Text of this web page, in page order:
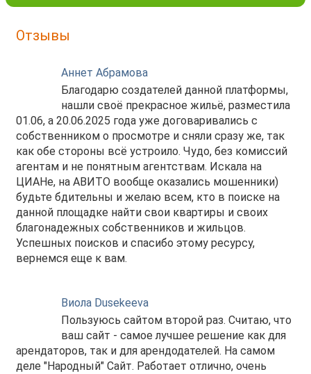
Отзывы
Аннет Абрамова
Благодарю создателей данной платформы,
нашли своё прекрасное жильё, разместила
01.06, а 20.06.2025 года уже договаривались с
собственником о просмотре и сняли сразу же, так
как обе стороны всё устроило. Чудо, без комиссий
агентам и не понятным агентствам. Искала на
ЦИАНе, на АВИТО вообще оказались мошенники)
будьте бдительны и желаю всем, кто в поиске на
данной площадке найти свои квартиры и своих
благонадежных собственников и жильцов.
Успешных поисков и спасибо этому ресурсу,
вернемся еще к вам.
Виола Dusekeeva
Пользуюсь сайтом второй раз. Считаю, что
ваш сайт - самое лучшее решение как для
арендаторов, так и для арендодателей. На самом
деле "Народный" Сайт. Работает отлично, очень